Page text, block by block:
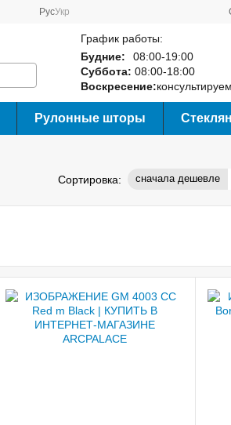
РусУкр
График работы:
Будние:
08:00-19:00
Суббота: 08:00-18:00
Воскресение:
Рулонные шторы
Сортировка: сначала дешевле